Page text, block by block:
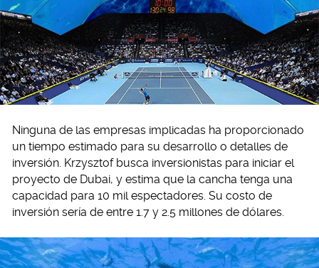
Ninguna de las empresas implicadas ha proporcionado
un tiempo estimado para su desarrollo o detalles de
inversión. Krzysztof busca inversionistas para iniciar el
proyecto de Dubai, y estima que la cancha tenga una
capacidad para 10 mil espectadores. Su costo de
inversión sería de entre 1.7 y 2.5 millones de dólares.